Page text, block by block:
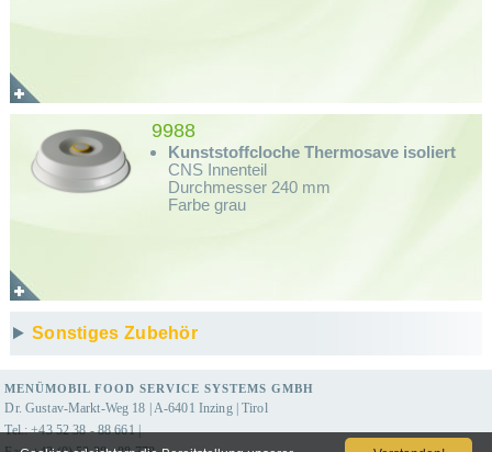
9988
Kunststoffcloche Thermosave isoliert
CNS Innenteil
Durchmesser 240 mm
Farbe grau
Sonstiges Zubehör
MENÜMOBIL FOOD SERVICE SYSTEMS GMBH
Dr. Gustav-Markt-Weg 18 | A-6401 Inzing | Tirol
Tel.: +43 52 38 - 88 661 |